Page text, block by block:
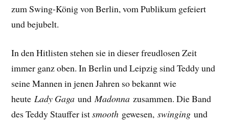
zum Swing-König von Berlin, vom Publikum gefeiert
und bejubelt.
In den Hitlisten stehen sie in dieser freudlosen Zeit
immer ganz oben. In Berlin und Leipzig sind Teddy und
seine Mannen in jenen Jahren so bekannt wie
heuteLady Gaga undMadonnazusammen. Die Band
des Teddy Stauffer istsmooth gewesen,swinging und